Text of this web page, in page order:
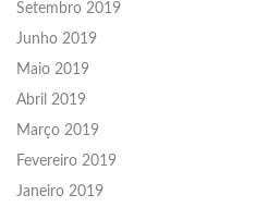
Setembro 2019
Junho 2019
Maio 2019
Abril 2019
Março 2019
Fevereiro 2019
Janeiro 2019